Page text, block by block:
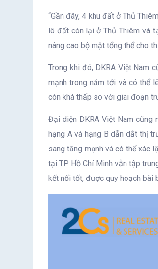
“Gần đây, 4 khu đất ở Thủ
lô đất còn lại ở Thủ Thiêm và
nâng cao bộ mặt tổng thể cho
Trong khi đó, DKRA Việt Nam
mạnh trong năm tới và có thể
còn khá thấp so với giai đoạn
Đại diện DKRA Việt Nam cũng
hạng A và hạng B dẫn dắt thị
sang tăng mạnh và có thể xác
tại TP. Hồ Chí Minh vẫn tập
kết nối tốt, được quy hoạch bài